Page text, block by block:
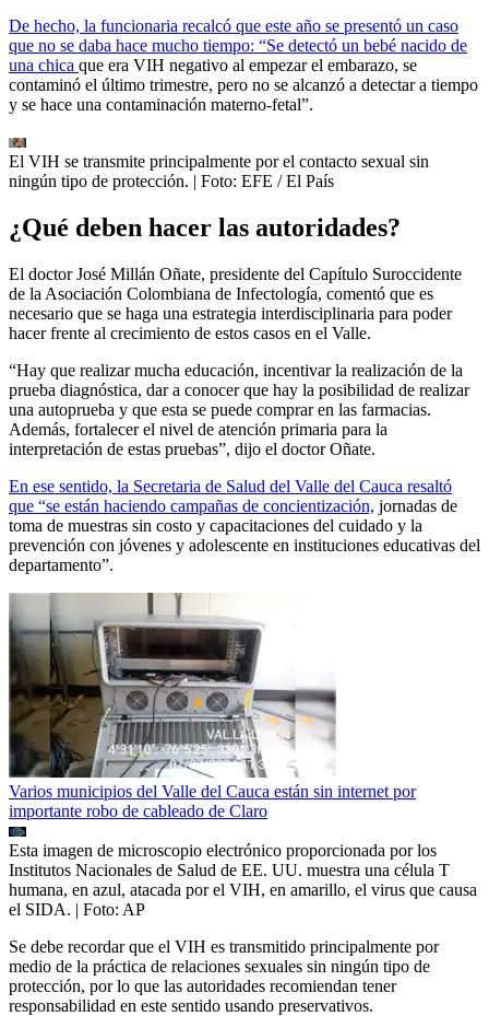
De hecho, la funcionaria recalcó que este año se presentó un caso
que no se daba hace mucho tiempo: “Se detectó un bebé nacido de
una chica que era VIH negativo al empezar el embarazo, se
contaminó el último trimestre, pero no se alcanzó a detectar a tiempo
y se hace una contaminación materno-fetal”.
El VIH se transmite principalmente por el contacto sexual sin
ningún tipo de protección. | Foto: EFE / El País
¿Qué deben hacer las autoridades?
El doctor José Millán Oñate, presidente del Capítulo Suroccidente
de la Asociación Colombiana de Infectología, comentó que es
necesario que se haga una estrategia interdisciplinaria para poder
hacer frente al crecimiento de estos casos en el Valle.
“Hay que realizar mucha educación, incentivar la realización de la
prueba diagnóstica, dar a conocer que hay la posibilidad de realizar
una autoprueba y que esta se puede comprar en las farmacias.
Además, fortalecer el nivel de atención primaria para la
interpretación de estas pruebas”, dijo el doctor Oñate.
En ese sentido, la Secretaria de Salud del Valle del Cauca resaltó
que “se están haciendo campañas de concientización, jornadas de
toma de muestras sin costo y capacitaciones del cuidado y la
prevención con jóvenes y adolescente en instituciones educativas del
departamento”.
Varios municipios del Valle del Cauca están sin internet por
importante robo de cableado de Claro
Esta imagen de microscopio electrónico proporcionada por los
Institutos Nacionales de Salud de EE. UU. muestra una célula T
humana, en azul, atacada por el VIH, en amarillo, el virus que causa
el SIDA. | Foto: AP
Se debe recordar que el VIH es transmitido principalmente por
medio de la práctica de relaciones sexuales sin ningún tipo de
protección, por lo que las autoridades recomiendan tener
responsabilidad en este sentido usando preservativos.